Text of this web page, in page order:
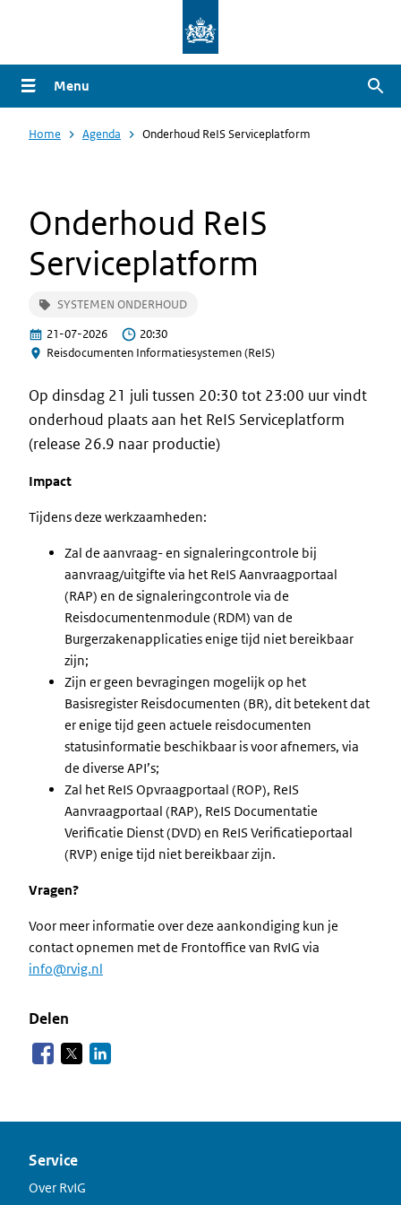
naar
de
gaan
Menu
Home Agenda Onderhoud ReIS Serviceplatform
Onderhoud ReIS
Serviceplatform
SYSTEMEN ONDERHOUD
21-07-2026
20:30
Reisdocumenten Informatiesystemen (ReIS)
Op dinsdag 21 juli tussen 20:30 tot 23:00 uur vindt
onderhoud plaats aan het ReIS Serviceplatform
(release 26.9 naar productie)
Impact
Tijdens deze werkzaamheden:
Zal de aanvraag- en signaleringcontrole bij
aanvraag/uitgifte via het ReIS Aanvraagportaal
(RAP) en de signaleringcontrole via de
Reisdocumentenmodule (RDM) van de
Burgerzakenapplicaties enige tijd niet bereikbaar
zijn;
Zijn er geen bevragingen mogelijk op het
Basisregister Reisdocumenten (BR), dit betekent dat
er enige tijd geen actuele reisdocumenten
statusinformatie beschikbaar is voor afnemers, via
de diverse API’s;
Zal het ReIS Opvraagportaal (ROP), ReIS
Aanvraagportaal (RAP), ReIS Documentatie
Verificatie Dienst (DVD) en ReIS Verificatieportaal
(RVP) enige tijd niet bereikbaar zijn.
Vragen?
Voor meer informatie over deze aankondiging kun je
contact opnemen met de Frontoffice van RvIG via
info@rvig.nl
Delen
Service
Over RvIG